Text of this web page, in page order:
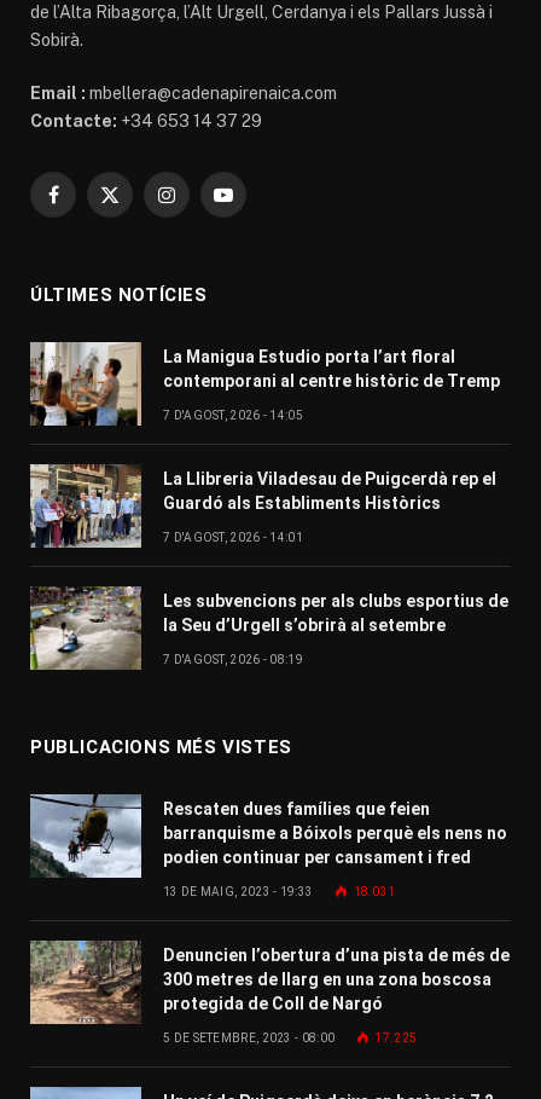
de l’Alta Ribagorça, l’Alt Urgell, Cerdanya i els Pallars Jussà i
Sobirà.
Email : mbellera@cadenapirenaica.com
Contacte: +34 653 14 37 29
Facebook
X
InstagramYouTube
ÚLTIMES NOTÍCIES
La Manigua Estudio porta l’art floral
contemporani al centre històric de Tremp
7 D'AGOST, 2026 - 14:05
La Llibreria Viladesau de Puigcerdà rep el
Guardó als Establiments Històrics
7 D'AGOST, 2026 - 14:01
Les subvencions per als clubs esportius de
la Seu d’Urgell s’obrirà al setembre
7 D'AGOST, 2026 - 08:19
PUBLICACIONS MÉS VISTES
Rescaten dues famílies que feien
barranquisme a Bóixols perquè els nens no
podien continuar per cansament i fred
13 DE MAIG, 2023 - 19:33 18.031
Denuncien l’obertura d’una pista de més de
300 metres de llarg en una zona boscosa
protegida de Coll de Nargó
5 DE SETEMBRE, 2023 - 08:00 17.225